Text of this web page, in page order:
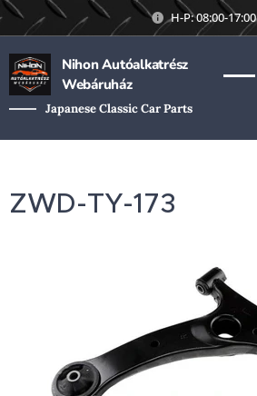
H-P: 08:00-17:00
Nihon Autóalkatrész
Webáruház
Japanese Classic Car Parts
ZWD-TY-173